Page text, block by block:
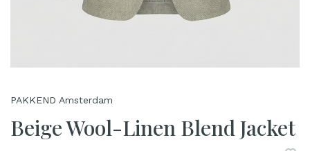
PAKKEND Amsterdam
Beige Wool-Linen Blend Jacket